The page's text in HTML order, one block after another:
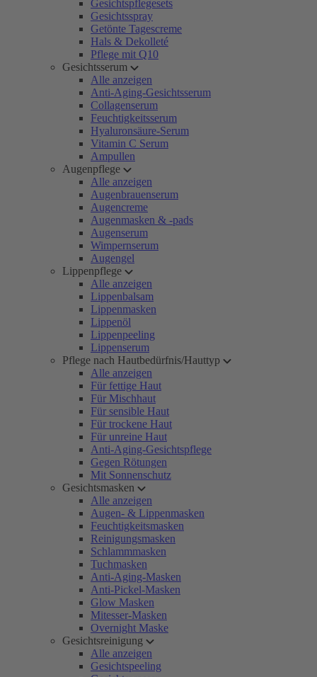
Gesichtspflegesets
Gesichtsspray
Getönte Tagescreme
Hals & Dekolleté
Pflege mit Q10
Gesichtsserum
Alle anzeigen
Anti-Aging-Gesichtsserum
Collagenserum
Feuchtigkeitsserum
Hyaluronsäure-Serum
Vitamin C Serum
Ampullen
Augenpflege
Alle anzeigen
Augenbrauenserum
Augencreme
Augenmasken & -pads
Augenserum
Wimpernserum
Augengel
Lippenpflege
Alle anzeigen
Lippenbalsam
Lippenmasken
Lippenöl
Lippenpeeling
Lippenserum
Pflege nach Hautbedürfnis/Hauttyp
Alle anzeigen
Für fettige Haut
Für Mischhaut
Für sensible Haut
Für trockene Haut
Für unreine Haut
Anti-Aging-Gesichtspflege
Gegen Rötungen
Mit Sonnenschutz
Gesichtsmasken
Alle anzeigen
Augen- & Lippenmasken
Feuchtigkeitsmasken
Reinigungsmasken
Schlammmasken
Tuchmasken
Anti-Aging-Masken
Anti-Pickel-Masken
Glow Masken
Mitesser-Masken
Overnight Maske
Gesichtsreinigung
Alle anzeigen
Gesichtspeeling